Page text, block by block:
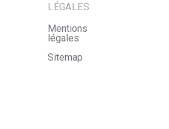
LÉGALES
Mentions
légales
Sitemap